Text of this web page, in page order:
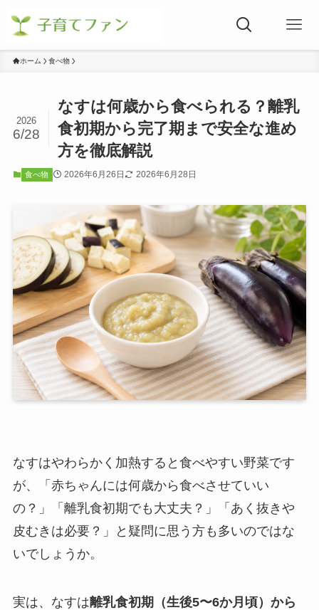
ホーム 食べ物
なすは何歳から食べられる？離乳
食初期から完了期まで安全な進め
方を徹底解説
2026
6/28
食べ物 2026年6月26日 2026年6月28日
なすはやわらかく加熱すると食べやすい野菜です
が、「赤ちゃんには何歳から食べさせていい
の？」「離乳食初期でも大丈夫？」「あく抜きや
皮むきは必要？」と疑問に思う方も多いのではな
いでしょうか。
実は、なすは離乳食初期（生後5〜6か月頃）から